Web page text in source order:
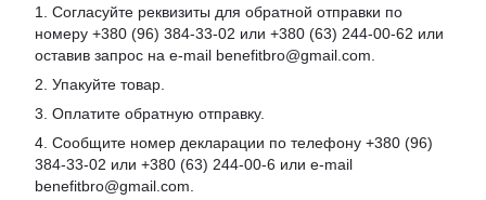
1. Согласуйте реквизиты для обратной отправки по
номеру +380 (96) 384-33-02 или +380 (63) 244-00-62 или
оставив запрос на e-mail benefitbro@gmail.com.
2. Упакуйте товар.
3. Оплатите обратную отправку.
4. Сообщите номер декларации по телефону +380 (96)
384-33-02 или +380 (63) 244-00-6 или e-mail
benefitbro@gmail.com.